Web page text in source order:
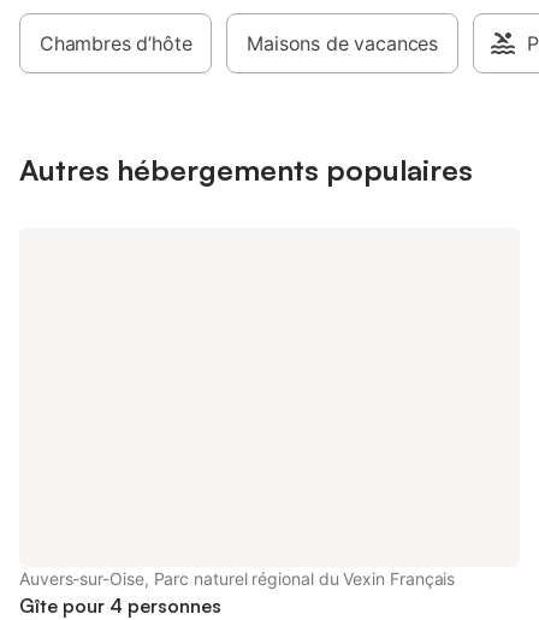
Chambres d’hôte Maisons de vacances
Autres hébergements populaires
Auvers-sur-Oise, Parc naturel régional du Vexin Français
Gîte pour 4 personnes